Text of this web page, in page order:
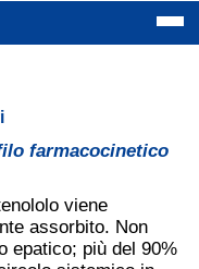
farmacocinetico
viene
assorbito. Non
epatico; più del 90%